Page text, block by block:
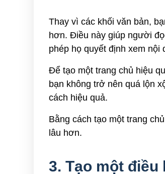
Thay vì các khối văn bản,
hơn. Điều này giúp người
phép họ quyết định xem nội
Để tạo một trang chủ hiệu
bạn không trở nên quá lộn
cách hiệu quả.
Bằng cách tạo một trang
lâu hơn.
3. Tạo một